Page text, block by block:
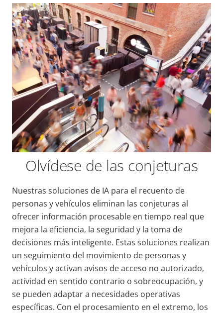
Olvídese de las conjeturas
Nuestras soluciones de IA para el recuento de
personas y vehículos eliminan las conjeturas al
ofrecer información procesable en tiempo real que
mejora la eficiencia, la seguridad y la toma de
decisiones más inteligente. Estas soluciones realizan
un seguimiento del movimiento de personas y
vehículos y activan avisos de acceso no autorizado,
actividad en sentido contrario o sobreocupación, y
se pueden adaptar a necesidades operativas
específicas. Con el procesamiento en el extremo, los